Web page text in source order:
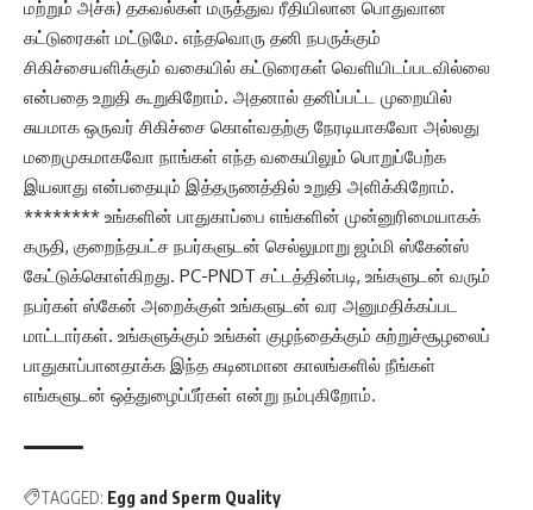
மற்றும் அச்சு) தகவல்கள் மருத்துவ ரீதியிலான பொதுவான
கட்டுரைகள் மட்டுமே. எந்தவொரு தனி நபருக்கும்
சிகிச்சையளிக்கும் வகையில் கட்டுரைகள் வெளியிடப்படவில்லை
என்பதை உறுதி கூறுகிறோம். அதனால் தனிப்பட்ட முறையில்
சுயமாக ஒருவர் சிகிச்சை கொள்வதற்கு நேரடியாகவோ அல்லது
மறைமுகமாகவோ நாங்கள் எந்த வகையிலும் பொறுப்பேற்க
இயலாது என்பதையும் இத்தருணத்தில் உறுதி அளிக்கிறோம்.
******** உங்களின் பாதுகாப்பை எங்களின் முன்னுரிமையாகக்
கருதி, குறைந்தபட்ச நபர்களுடன் செல்லுமாறு ஜம்மி ஸ்கேன்ஸ்
கேட்டுக்கொள்கிறது. PC-PNDT சட்டத்தின்படி, உங்களுடன் வரும்
நபர்கள் ஸ்கேன் அறைக்குள் உங்களுடன் வர அனுமதிக்கப்பட
மாட்டார்கள். உங்களுக்கும் உங்கள் குழந்தைக்கும் சுற்றுச்சூழலைப்
பாதுகாப்பானதாக்க இந்த கடினமான காலங்களில் நீங்கள்
எங்களுடன் ஒத்துழைப்பீர்கள் என்று நம்புகிறோம்.
TAGGED: Egg and Sperm Quality